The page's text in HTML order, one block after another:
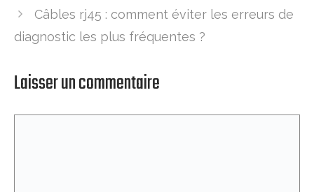
Câbles rj45 : comment éviter les erreurs de
diagnostic les plus fréquentes ?
Laisser un commentaire